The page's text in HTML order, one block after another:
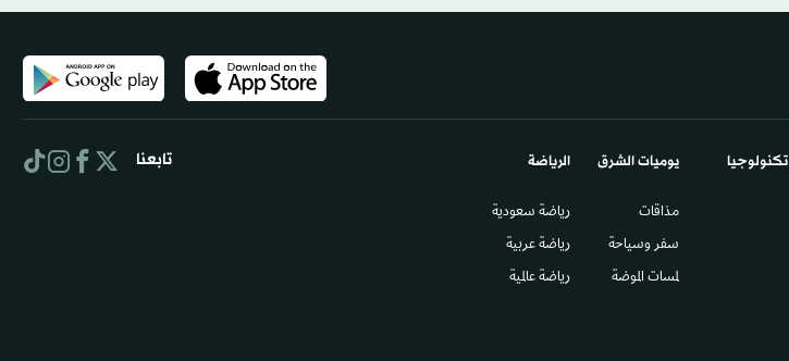
تكنولوجيا يوميات الشرق​
مذاقات
سفر وسياحة
لمسات الموضة
الرياضة
رياضة سعودية
رياضة عربية
رياضة عالمية
تابعنا